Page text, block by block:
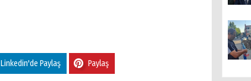
Linkedin'de Paylaş Paylaş